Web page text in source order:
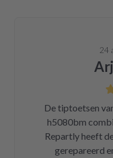
24
De tiptoetsen
h5080bm combi oven deden het niet meer.
Repartly heeft
gerepareerd